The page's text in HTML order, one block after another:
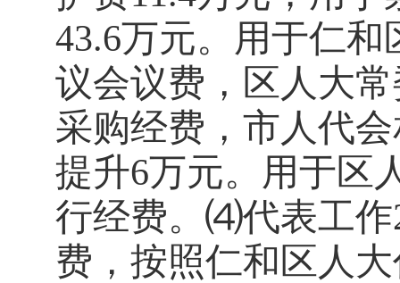
43.6万元。 用于仁和
议会议费， 区人大
采购经费 ， 市人代
提升6万元。 用于区
行经费。 ⑷代表工作
费 ， 按照仁和区人